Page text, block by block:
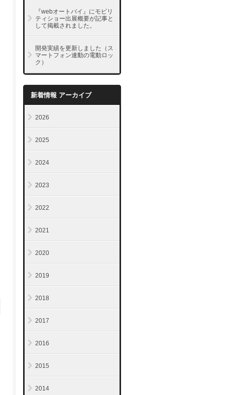
『webオートバイ』にモビリ
ティショー出展概要が記事と
して掲載されました。
開発実績を更新しました（ス
マートフォン連動の電動ロッ
ク）
新着情報 アーカイブ
2026
2025
2024
2023
2022
2021
2020
2019
2018
2017
2016
2015
2014